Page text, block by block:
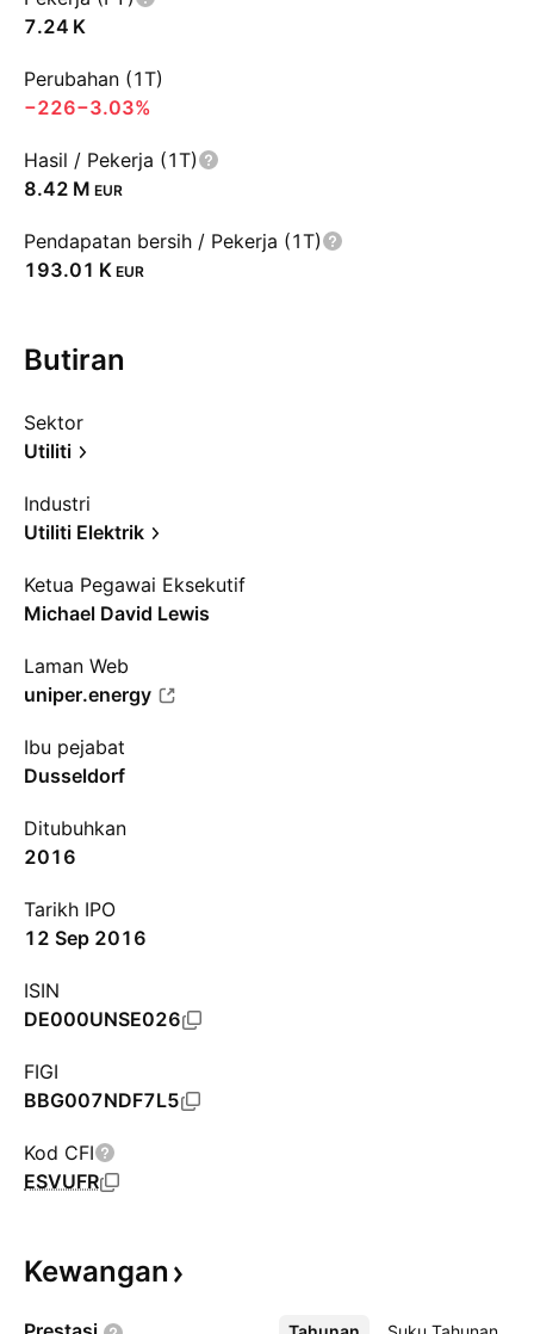
‪7.24 K‬
Perubahan (1T)
−226−3.03%
Hasil / Pekerja (1T)
‪8.42 M‬ EUR
Pendapatan bersih / Pekerja (1T)
‪193.01 K‬ EUR
Butiran
Sektor
Utiliti
Industri
Utiliti Elektrik
Ketua Pegawai Eksekutif
Michael David Lewis
Laman Web
uniper.energy
Ibu pejabat
Dusseldorf
Ditubuhkan
2016
Tarikh IPO
12 Sep 2016
ISIN
DE000UNSE026
FIGI
BBG007NDF7L5
Kod CFI
ESVUFR
Kewangan